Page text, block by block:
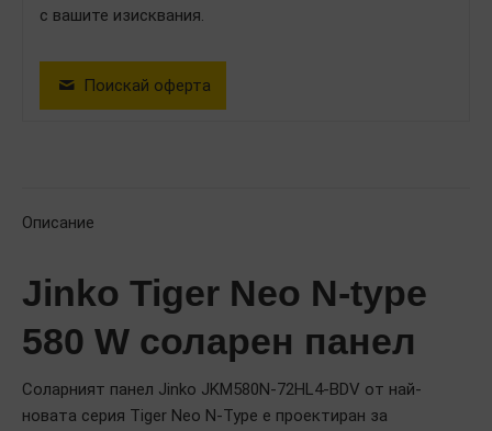
typeс вашите изисквания.
Поискай оферта
Описание
Jinko Tiger Neo N-type
580 W соларен панел
Соларният панел Jinko JKM580N-72HL4-BDV от най-
новата серия Tiger Neo N-Type е проектиран за